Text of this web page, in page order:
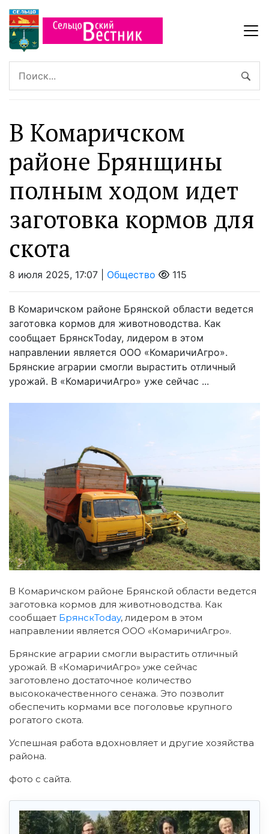
В Комаричском
районе Брянщины
полным ходом идет
заготовка кормов для
скота
8 июля 2025, 17:07 | Общество 115
В Комаричском районе Брянской области ведется
заготовка кормов для животноводства. Как
сообщает БрянскToday, лидером в этом
направлении является ООО «КомаричиАгро».
Брянские аграрии смогли вырастить отличный
урожай. В «КомаричиАгро» уже сейчас ...
В Комаричском районе Брянской области ведется
заготовка кормов для животноводства. Как
сообщает БрянскToday, лидером в этом
направлении является ООО «КомаричиАгро».
Брянские аграрии смогли вырастить отличный
урожай. В «КомаричиАгро» уже сейчас
заготовлено достаточное количество
высококачественного сенажа. Это позволит
обеспечить кормами все поголовье крупного
рогатого скота.
Успешная работа вдохновляет и другие хозяйства
района.
фото с сайта.